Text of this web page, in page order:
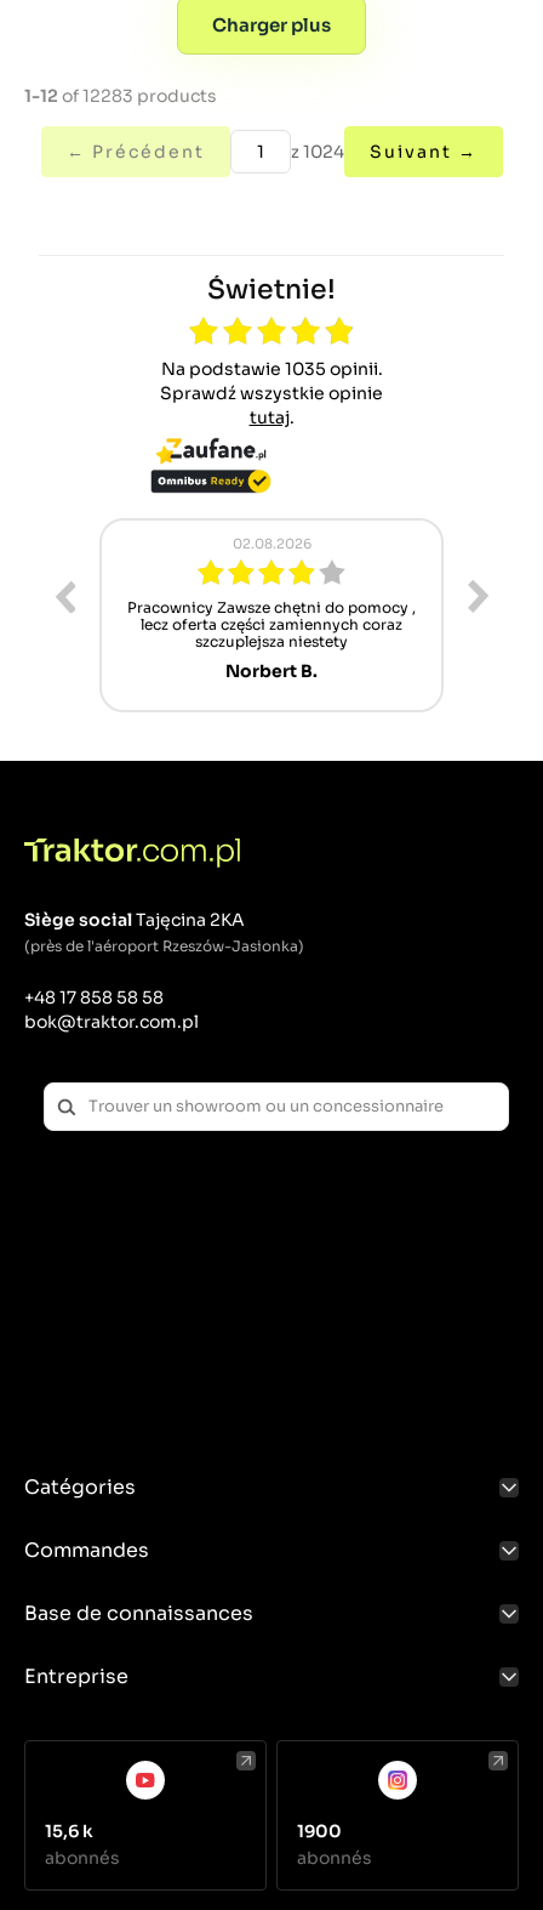
Charger plus
1-12 of 12283 products
← Précédent z 1024 Suivant →
Świetnie!
Na podstawie 1035 opinii.
Sprawdź wszystkie opinie
tutaj.
02.08.2026
Pracownicy Zawsze chętni do pomocy ,
lecz oferta części zamiennych coraz
szczuplejsza niestety
Norbert B.
Siège socialTajęcina 2KA
(près de l'aéroport Rzeszów-Jasionka)
+48 17 858 58 58
bok@traktor.com.pl
Catégories
Commandes
Base de connaissances
Entreprise
15,6 k
abonnés
1900
abonnés